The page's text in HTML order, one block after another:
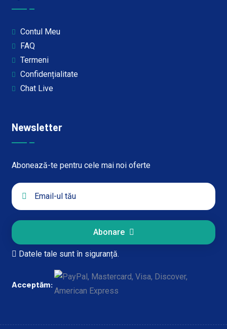
Contul Meu
FAQ
Termeni
Confidențialitate
Chat Live
Newsletter
Abonează-te pentru cele mai noi oferte
Abonare
Datele tale sunt în siguranță.
Acceptăm: